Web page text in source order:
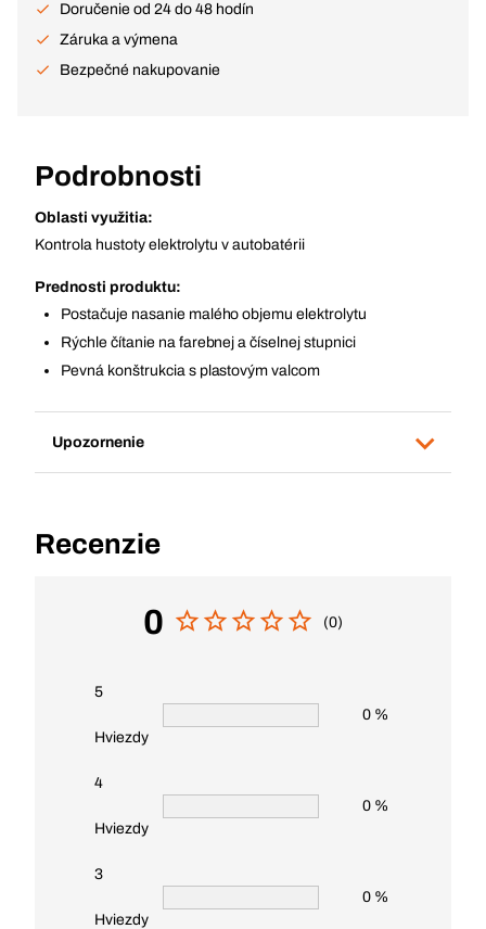
Doručenie od 24 do 48 hodín
Záruka a výmena
Bezpečné nakupovanie
Podrobnosti
Oblasti využitia:
Kontrola hustoty elektrolytu v autobatérii
Prednosti produktu:
Postačuje nasanie malého objemu elektrolytu
Rýchle čítanie na farebnej a číselnej stupnici
Pevná konštrukcia s plastovým valcom
Upozornenie
Recenzie
0 (0)
5
Hviezdy
0 %
4
Hviezdy
0 %
3
Hviezdy
0 %